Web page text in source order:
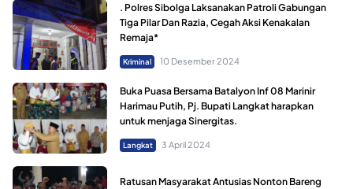
. Polres Sibolga Laksanakan Patroli Gabungan
Tiga Pilar Dan Razia, Cegah Aksi Kenakalan
Remaja*
Kriminal 10 Desember 2024
Buka Puasa Bersama Batalyon Inf 08 Marinir
Harimau Putih, Pj. Bupati Langkat harapkan
untuk menjaga Sinergitas.
Langkat 3 April 2024
Ratusan Masyarakat Antusias Nonton Bareng